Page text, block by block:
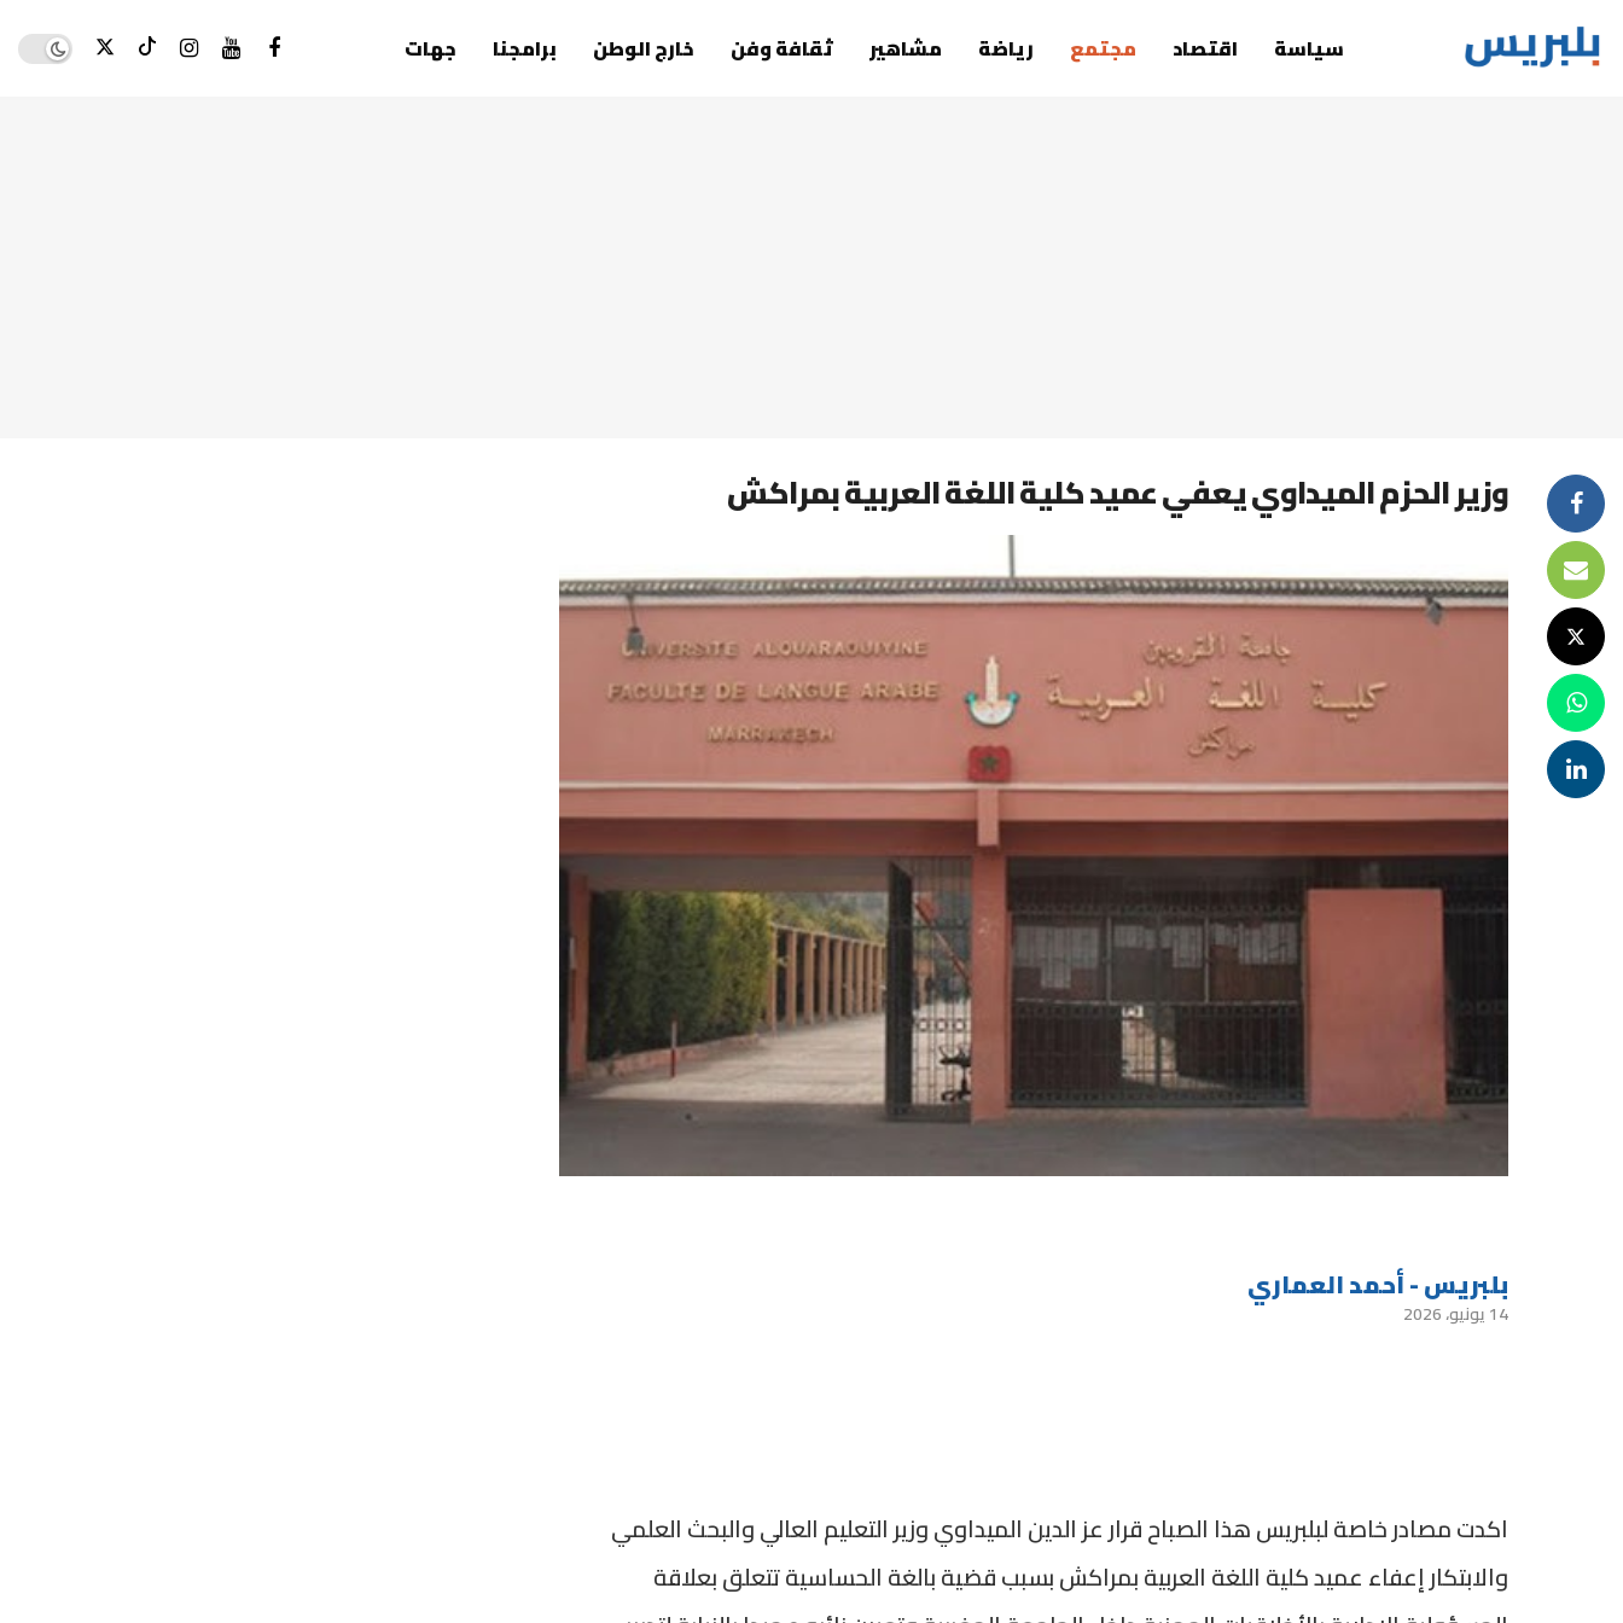
سياسة اقتصاد مجتمع رياضة مشاهير ثقافة وفن خارج الوطن برامجنا جهات mode
وزير الحزم الميداوي يعفي عميد كلية اللغة العربية بمراكش
بلبريس - أحمد العماري
14 يونيو، 2026
اكدت مصادر خاصة لبلبريس هذا الصباح قرار عز الدين الميداوي وزير التعليم العالي والبحث العلمي
والابتكار إعفاء عميد كلية اللغة العربية بمراكش بسبب قضية بالغة الحساسية تتعلق بعلاقة